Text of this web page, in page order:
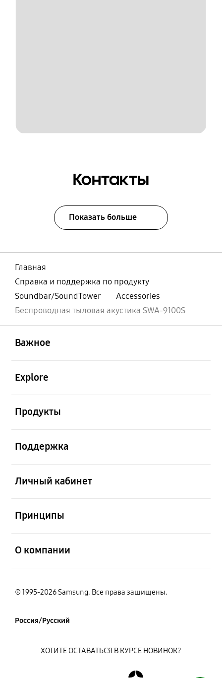
Контакты
Показать больше
Главная
Справка и поддержка по продукту
Soundbar/SoundTower
Accessories
Беспроводная тыловая акустика SWA-9100S
Важное
Explore
Продукты
Поддержка
Личный кабинет
Принципы
О компании
© 1995-2026 Samsung. Все права защищены.
Россия/Русский
ХОТИТЕ ОСТАВАТЬСЯ В КУРСЕ НОВИНОК?